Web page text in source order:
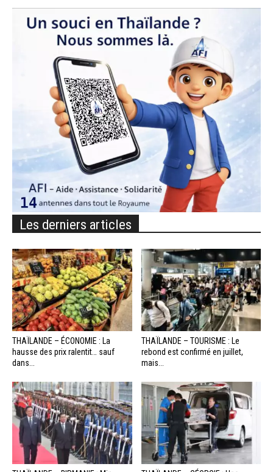
Les derniers articles
THAÏLANDE – ÉCONOMIE : La
hausse des prix ralentit… sauf
dans...
THAÏLANDE – TOURISME : Le
rebond est confirmé en juillet,
mais...